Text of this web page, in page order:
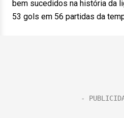
bem sucedidos na história da
53 gols em 56 partidas da